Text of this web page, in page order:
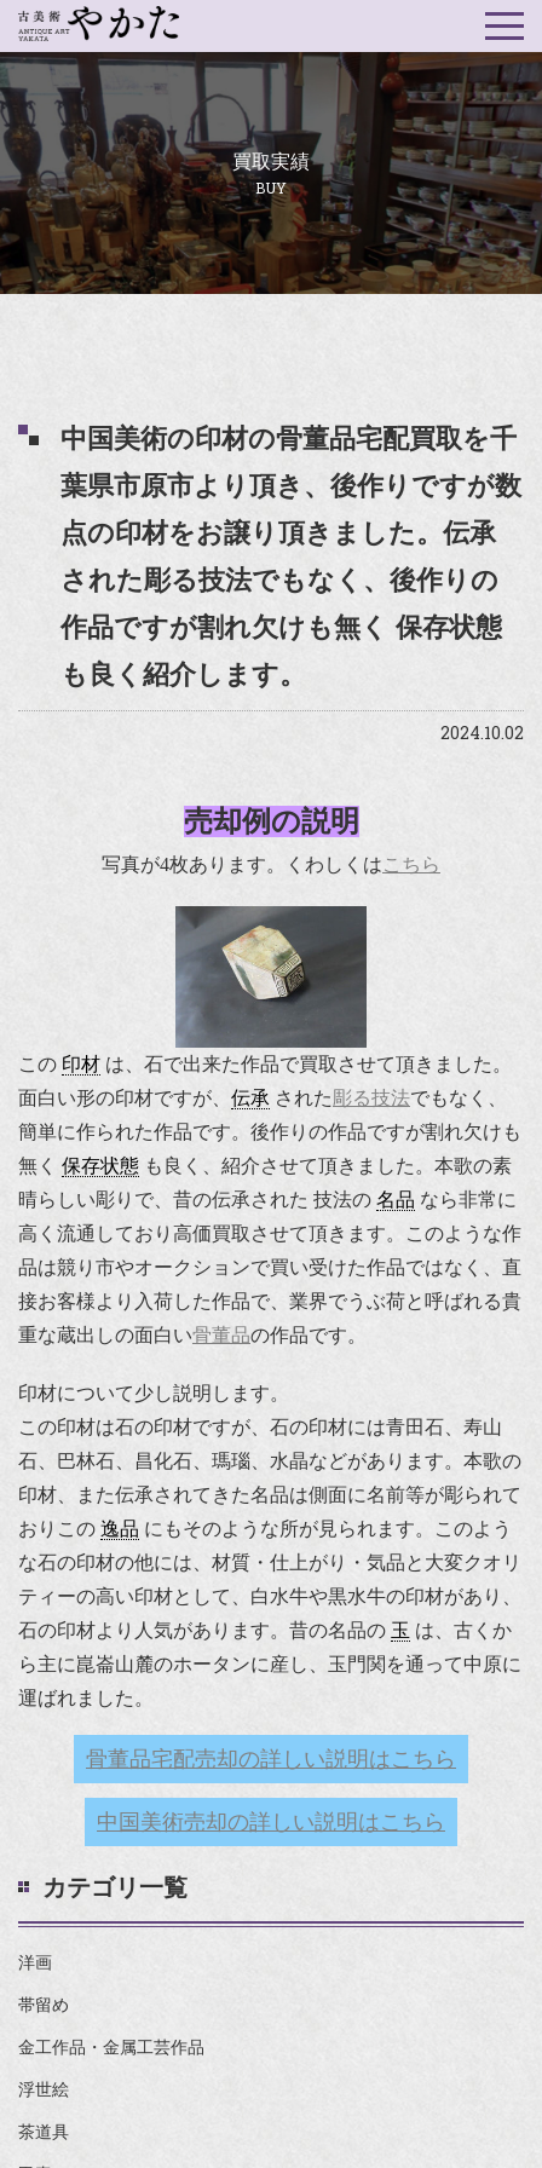
買取実績
BUY
中国美術の印材の骨董品宅配買取を千
葉県市原市より頂き、後作りですが数
点の印材をお譲り頂きました。伝承
された彫る技法でもなく、後作りの
作品ですが割れ欠けも無く 保存状態
も良く紹介します。
2024.10.02
売却例の説明
写真が4枚あります。くわしくはこちら
この 印材 は、石で出来た作品で買取させて頂きました。
面白い形の印材ですが、 伝承 された 彫る技法でもなく、
簡単に作られた作品です。後作りの作品ですが割れ欠けも
無く 保存状態 も良く、紹介させて頂きました。本歌の素
晴らしい彫りで、昔の伝承された 技法の 名品 なら非常に
高く流通しており高価買取させて頂きます。このような作
品は競り市やオークションで買い受けた作品ではなく、直
接お客様より入荷した作品で、業界でうぶ荷と呼ばれる貴
重な蔵出しの面白い骨董品の作品です。
印材について少し説明します。
この印材は石の印材ですが、石の印材には青田石、寿山
石、巴林石、昌化石、瑪瑙、水晶などがあります。本歌の
印材、また伝承されてきた名品は側面に名前等が彫られて
おりこの 逸品 にもそのような所が見られます。このよう
な石の印材の他には、材質・仕上がり・気品と大変クオリ
ティーの高い印材として、白水牛や黒水牛の印材があり、
石の印材より人気があります。昔の名品の 玉 は、古くか
ら主に崑崙山麓のホータンに産し、玉門関を通って中原に
運ばれました。
骨董品宅配売却の詳しい説明はこちら
中国美術売却の詳しい説明はこちら
カテゴリ一覧
洋画
帯留め
金工作品・金属工芸作品
浮世絵
茶道具